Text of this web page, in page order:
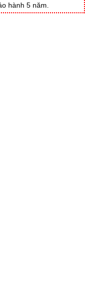
hành 5 năm.